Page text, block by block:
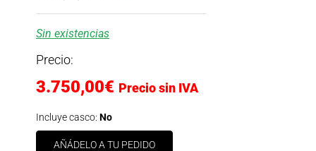
Sin existencias
Precio:
3.750,00€ Precio sin IVA
Incluye casco: No
AÑÁDELO A TU PEDIDO